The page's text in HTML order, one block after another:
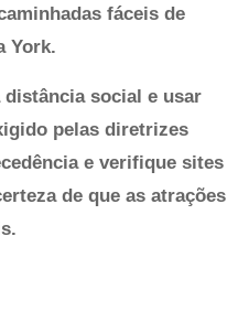
fáceis de
York.
distância social e usar
pelas diretrizes
e verifique sites
de que as atrações